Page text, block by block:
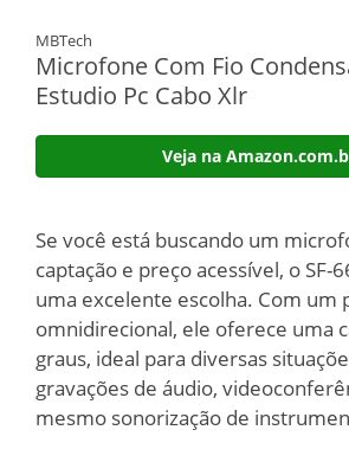
MBTech
Microfone Com Fio
Estudio Pc Cabo Xlr
Veja na
Se você está buscando um
captação e preço acessível, o SF-
uma excelente escolha. Com um
omnidirecional, ele oferece uma
graus, ideal para diversas
gravações de áudio,
mesmo sonorização de